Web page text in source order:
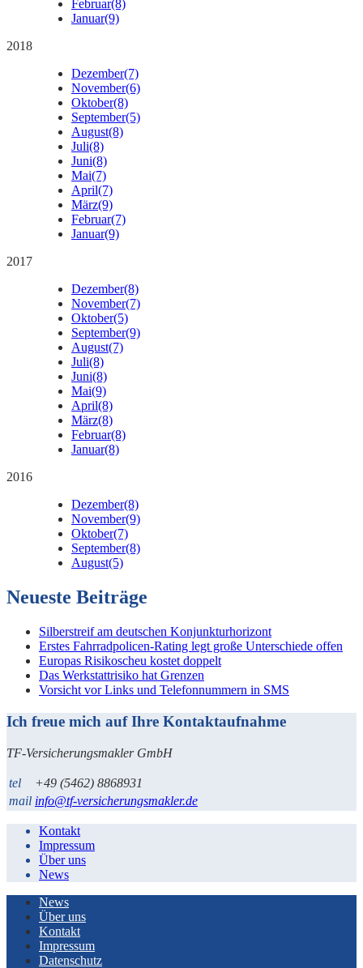
Februar(8)
Januar(9)
2018
Dezember(7)
November(6)
Oktober(8)
September(5)
August(8)
Juli(8)
Juni(8)
Mai(7)
April(7)
März(9)
Februar(7)
Januar(9)
2017
Dezember(8)
November(7)
Oktober(5)
September(9)
August(7)
Juli(8)
Juni(8)
Mai(9)
April(8)
März(8)
Februar(8)
Januar(8)
2016
Dezember(8)
November(9)
Oktober(7)
September(8)
August(5)
Neueste Beiträge
Silberstreif am deutschen Konjunkturhorizont
Erstes Fahrradpolicen-Rating legt große Unterschiede offen
Europas Risikoscheu kostet doppelt
Das Werkstattrisiko hat Grenzen
Vorsicht vor Links und Telefonnummern in SMS
Ich freue mich auf Ihre Kontaktaufnahme
TF-Versicherungsmakler GmbH
tel
+49 (5462) 8868931
mail info@tf-versicherungsmakler.de
Kontakt
Impressum
Über uns
News
News
Über uns
Kontakt
Impressum
Datenschutz